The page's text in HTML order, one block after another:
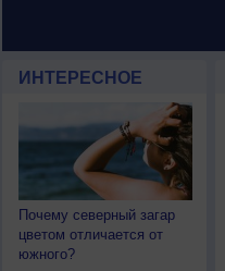
ИНТЕРЕСНОЕ
Почему северный загар
цветом отличается от
южного?